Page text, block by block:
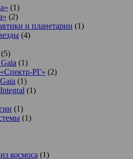
(1)
(2)
и планетарии (1)
(4)
(5)
(1)
РГ» (2)
(1)
(1)
(1)
(1)
космоса (1)